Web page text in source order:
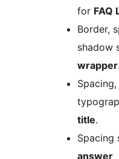
for FAQ
Border,
shadow
wrapper.
title.
Spacing
answer